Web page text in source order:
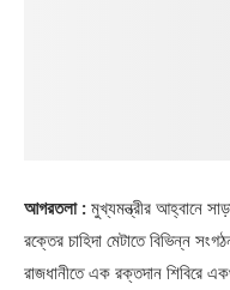
আগরতলা : মুখ্যমন্ত্রীর আহ্বানে
রক্তের চাহিদা মেটাতে বিভিন্ন
রাজধানীতে এক রক্তদান শিবিরে